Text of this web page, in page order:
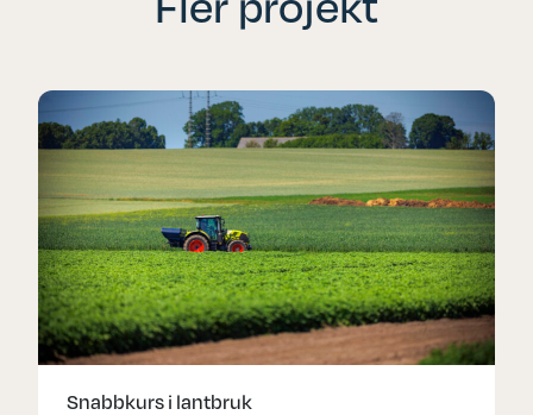
Snabbkurs i lantbruk